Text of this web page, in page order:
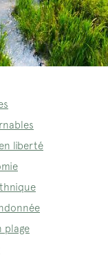
liberté
plage